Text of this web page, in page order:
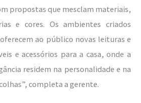
propostas que mesclam materiais,
e cores. Os ambientes criados
ao público novas leituras e
e acessórios para a casa, onde a
residem na personalidade e na
completa a gerente.